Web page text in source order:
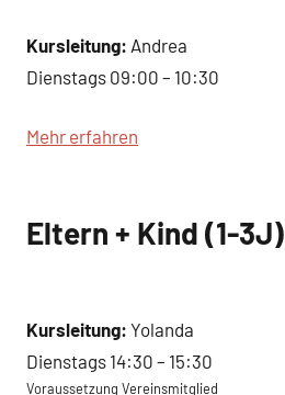
Kursleitung: Andrea
Dienstags 09:00 – 10:30
Mehr erfahren
Eltern + Kind (1-3J)
Kursleitung: Yolanda
Dienstags 14:30 – 15:30
Voraussetzung Vereinsmitglied